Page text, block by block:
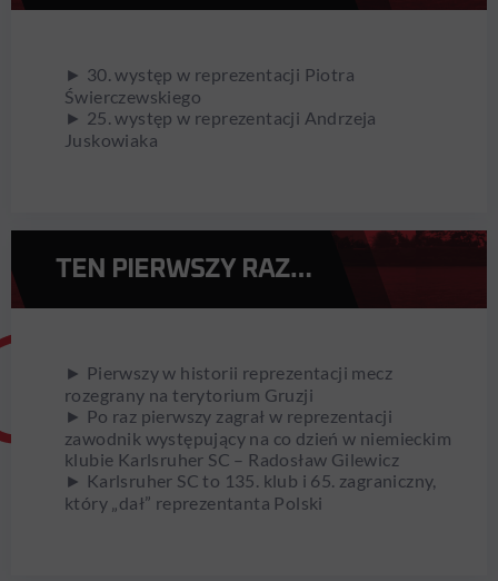
► 30. występ w reprezentacji Piotra
Świerczewskiego
► 25. występ w reprezentacji Andrzeja
Juskowiaka
TEN PIERWSZY RAZ…
► Pierwszy w historii reprezentacji mecz
rozegrany na terytorium Gruzji
► Po raz pierwszy zagrał w reprezentacji
zawodnik występujący na co dzień w niemieckim
klubie Karlsruher SC – Radosław Gilewicz
► Karlsruher SC to 135. klub i 65. zagraniczny,
który „dał” reprezentanta Polski